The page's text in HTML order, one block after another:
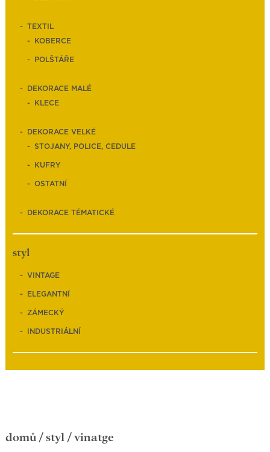
TEXTIL
KOBERCE
POLŠTÁŘE
DEKORACE MALÉ
KLECE
DEKORACE VELKÉ
STOJANY, POLICE, CEDULE
KUFRY
OSTATNÍ
DEKORACE TÉMATICKÉ
styl
VINTAGE
ELEGANTNÍ
ZÁMECKÝ
INDUSTRIÁLNÍ
domů / styl / vinatge